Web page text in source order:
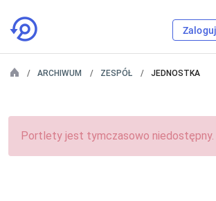
ARCHIWUM ZESPÓŁ JEDNOSTKA
Portlety jest tymczasowo niedostępny.